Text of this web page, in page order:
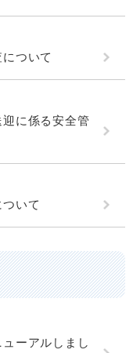
ついて
に係る安全管
いて
ーアルしまし